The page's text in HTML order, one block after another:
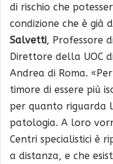
di rischio che
condizione che è già
Salvetti, Professore
Direttore della UOC
Andrea di Roma.
timore di essere più
per quanto riguarda
patologia. A loro
Centri specialistici è
a distanza, e che